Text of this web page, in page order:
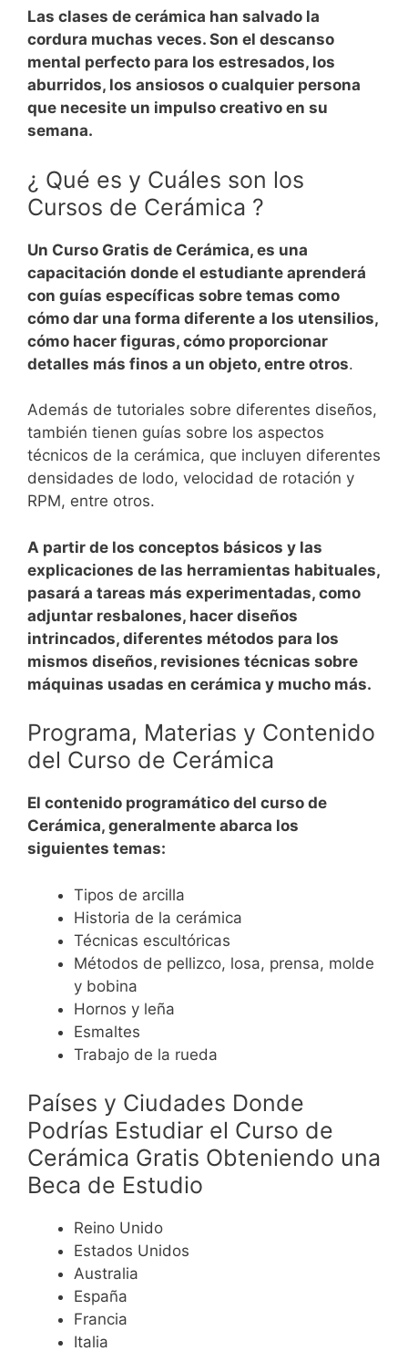
Las clases de cerámica han salvado la
cordura muchas veces. Son el descanso
mental perfecto para los estresados, los
aburridos, los ansiosos o cualquier persona
que necesite un impulso creativo en su
semana.
¿ Qué es y Cuáles son los
Cursos de Cerámica ?
Un Curso Gratis de Cerámica, es una
capacitación donde el estudiante aprenderá
con guías específicas sobre temas como
cómo dar una forma diferente a los utensilios,
cómo hacer figuras, cómo proporcionar
detalles más finos a un objeto, entre otros.
Además de tutoriales sobre diferentes diseños,
también tienen guías sobre los aspectos
técnicos de la cerámica, que incluyen diferentes
densidades de lodo, velocidad de rotación y
RPM, entre otros.
A partir de los conceptos básicos y las
explicaciones de las herramientas habituales,
pasará a tareas más experimentadas, como
adjuntar resbalones, hacer diseños
intrincados, diferentes métodos para los
mismos diseños, revisiones técnicas sobre
máquinas usadas en cerámica y mucho más.
Programa, Materias y Contenido
del Curso de Cerámica
El contenido programático del curso de
Cerámica, generalmente abarca los
siguientes temas:
Tipos de arcilla
Historia de la cerámica
Técnicas escultóricas
Métodos de pellizco, losa, prensa, molde
y bobina
Hornos y leña
Esmaltes
Trabajo de la rueda
Países y Ciudades Donde
Podrías Estudiar el Curso de
Cerámica Gratis Obteniendo una
Beca de Estudio
Reino Unido
Estados Unidos
Australia
España
Francia
Italia